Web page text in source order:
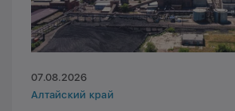
07.08.2026
Алтайский край